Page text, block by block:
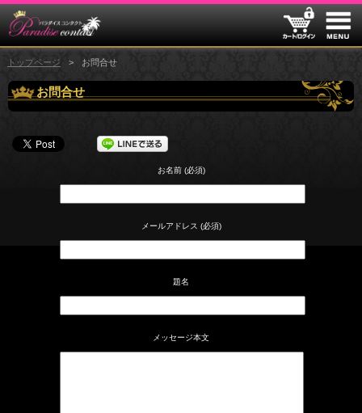
トップページ お問合せ
お問合せ
お名前 (必須)
メールアドレス (必須)
題名
メッセージ本文